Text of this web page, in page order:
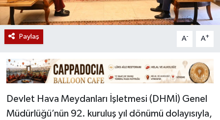
Paylaş A- A+
Devlet Hava Meydanları İşletmesi (DHMİ) Genel
Müdürlüğü’nün 92. kuruluş yıl dönümü dolayısıyla,